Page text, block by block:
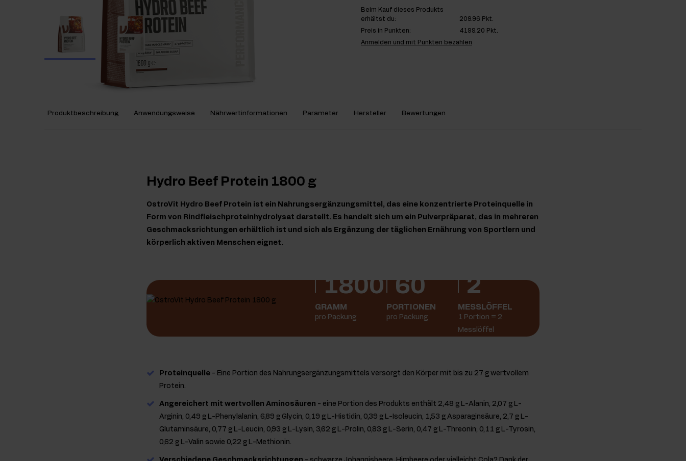
Beim Kauf dieses Produkts
erhältst du:
209.96 Pkt.
Preis in Punkten:
4199.20 Pkt.
Anmelden und mit Punkten bezahlen
Produktbeschreibung Anwendungsweise Nährwertinformationen Parameter Hersteller Bewertungen
Hydro Beef Protein 1800 g
OstroVit Hydro Beef Protein ist ein Nahrungsergänzungsmittel, das eine konzentrierte Proteinquelle in
Form von Rindfleischproteinhydrolysat darstellt. Es handelt sich um ein Pulverpräparat, das in mehreren
Geschmacksrichtungen erhältlich ist und sich als Ergänzung der täglichen Ernährung von Sportlern und
körperlich aktiven Menschen eignet.
1800
GRAMM
pro Packung
60
PORTIONEN
pro Packung
2
MESSLÖFFEL
1 Portion = 2
Messlöffel
Proteinquelle - Eine Portion des Nahrungsergänzungsmittels versorgt den Körper mit bis zu 27 g wertvollem
Protein.
Angereichert mit wertvollen Aminosäuren - eine Portion des Produkts enthält 2,48 g L-Alanin, 2,07 g L-
Arginin, 0,49 g L-Phenylalanin, 6,89 g Glycin, 0,19 g L-Histidin, 0,39 g L-Isoleucin, 1,53 g Asparaginsäure, 2,7 g L-
Glutaminsäure, 0,77 g L-Leucin, 0,93 g L-Lysin, 3,62 g L-Prolin, 0,83 g L-Serin, 0,47 g L-Threonin, 0,11 g L-Tyrosin,
0,62 g L-Valin sowie 0,22 g L-Methionin.